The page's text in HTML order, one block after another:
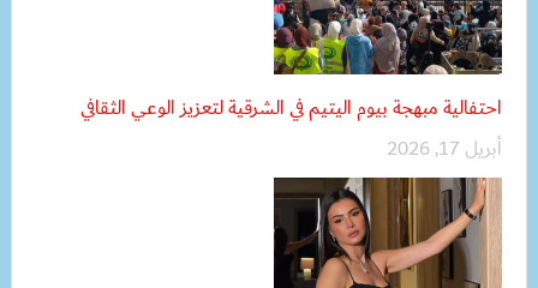
احتفالية مبهجة بيوم اليتيم في الشرقية لتعزيز الوعي الثقافي
أبريل 17, 2026